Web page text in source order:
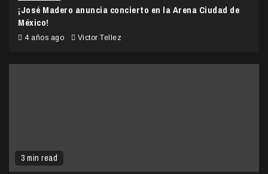
¡José Madero anuncia concierto en la Arena Ciudad de
México!
4 años ago Victor Tellez
3 min read